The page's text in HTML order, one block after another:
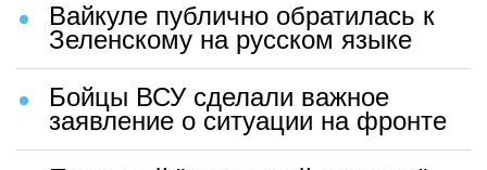
Вайкуле публично обратилась к
Зеленскому на русском языке
Бойцы ВСУ сделали важное
заявление о ситуации на фронте